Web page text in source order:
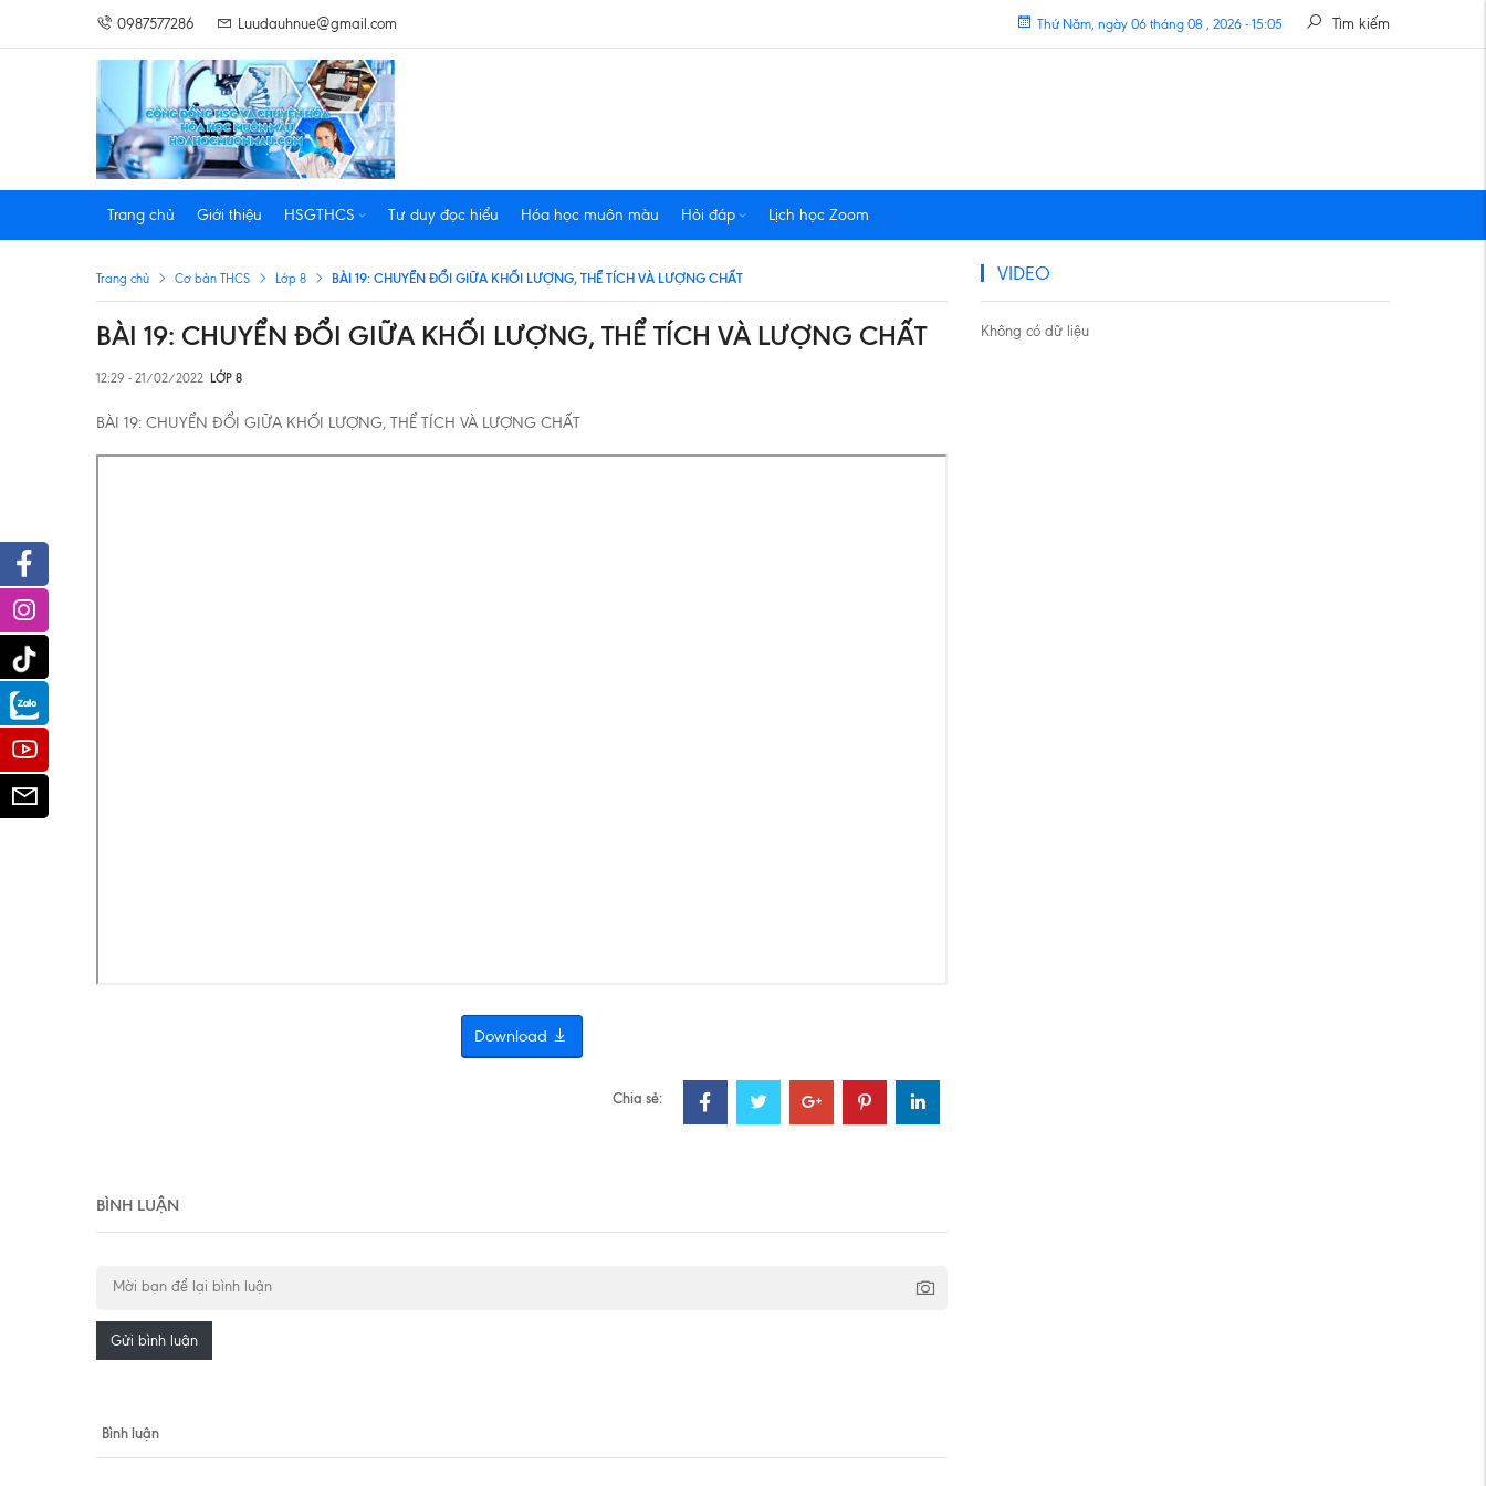
0987577286 Luudauhnue@gmail.com Tìm kiếm
Thứ Năm, ngày 06 tháng 08 , 2026 - 15:05
Trang chủ Giới thiệu HSGTHCS Tư duy đọc hiểu Hóa học muôn màu Hỏi đáp Lịch học Zoom
Trang chủ Cơ bản THCS Lớp 8 BÀI 19: CHUYỂN ĐỔI GIỮA KHỐI LƯỢNG, THỂ TÍCH VÀ LƯỢNG CHẤT
BÀI 19: CHUYỂN ĐỔI GIỮA KHỐI LƯỢNG, THỂ TÍCH VÀ LƯỢNG CHẤT
12:29 - 21/02/2022 LỚP 8
BÀI 19: CHUYỂN ĐỔI GIỮA KHỐI LƯỢNG, THỂ TÍCH VÀ LƯỢNG CHẤT
Download
Chia sẻ:
BÌNH LUẬN
Gửi bình luận
Bình luận
VIDEO
Không có dữ liệu